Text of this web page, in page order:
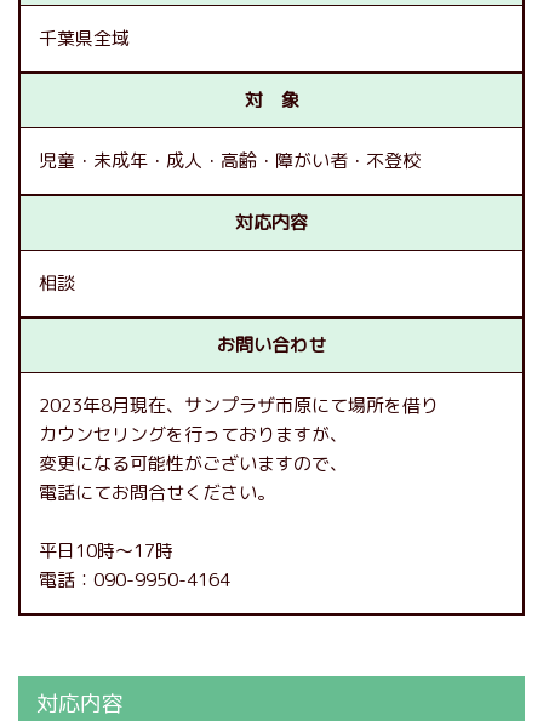
千葉県全域
対 象
児童 未成年 成人 高齢 障がい者 不登校
対応内容
相談
お問い合わせ
2023年8月現在、サンプラザ市原にて場所を借り
カウンセリングを行っておりますが、
変更になる可能性がございますので、
電話にてお問合せください。
平日10時～17時
電話：090-9950-4164
対応内容